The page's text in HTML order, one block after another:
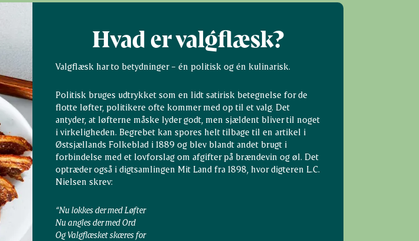
Hvad er valgflæsk?
Valgflæsk har to betydninger – én politisk og én kulinarisk.
Politisk bruges udtrykket som en lidt satirisk betegnelse for de
flotte løfter, politikere ofte kommer med op til et valg. Det
antyder, at løfterne måske lyder godt, men sjældent bliver til noget
i virkeligheden. Begrebet kan spores helt tilbage til en artikel i
Østsjællands Folkeblad i 1889 og blev blandt andet brugt i
forbindelse med et lovforslag om afgifter på brændevin og øl. Det
optræder også i digtsamlingen Mit Land fra 1898, hvor digteren L.C.
Nielsen skrev:
“Nu lokkes der med Løfter
Nu angles der med Ord
Og Valgflæsket skæres for